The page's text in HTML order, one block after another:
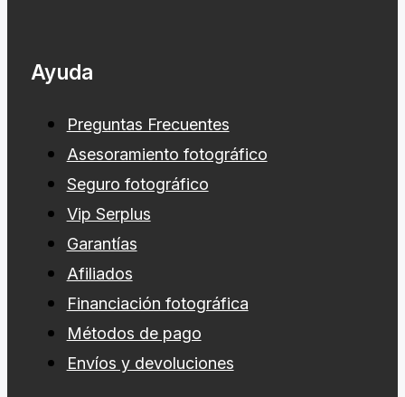
Ayuda
Preguntas Frecuentes
Asesoramiento fotográfico
Seguro fotográfico
Vip Serplus
Garantías
Afiliados
Financiación fotográfica
Métodos de pago
Envíos y devoluciones